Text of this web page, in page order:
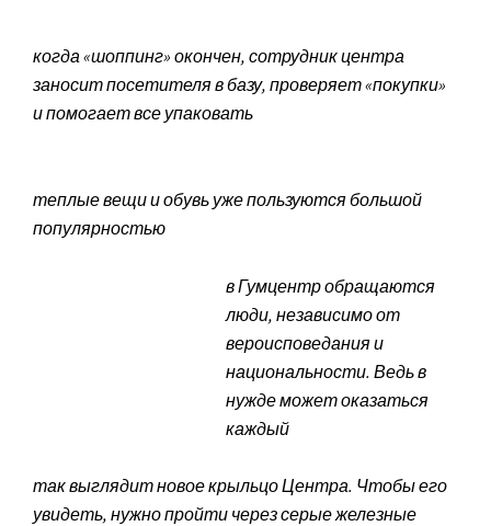
когда «шоппинг» окончен, сотрудник центра
заносит посетителя в базу, проверяет «покупки»
и помогает все упаковать
теплые вещи и обувь уже пользуются большой
популярностью
в Гумцентр обращаются
люди, независимо от
вероисповедания и
национальности. Ведь в
нужде может оказаться
каждый
так выглядит новое крыльцо Центра. Чтобы его
увидеть, нужно пройти через серые железные